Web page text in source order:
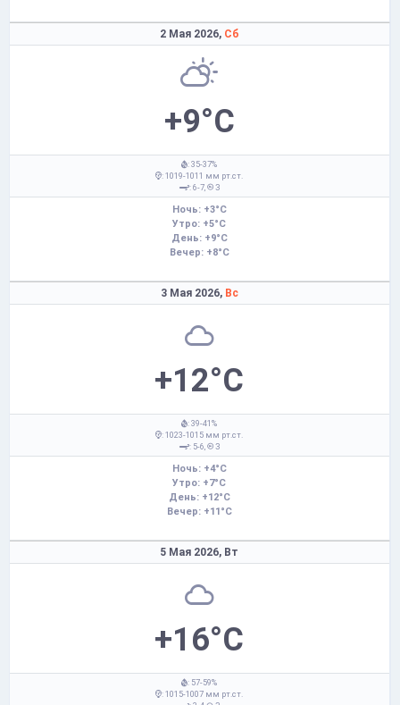
2 Мая 2026, Сб
+9°C
: 35-37%
: 1019-1011 мм рт.ст.
: 6-7,
З
Ночь: +3°C
Утро: +5°C
День: +9°C
Вечер: +8°C
3 Мая 2026, Вс
+12°C
: 39-41%
: 1023-1015 мм рт.ст.
: 5-6,
З
Ночь: +4°C
Утро: +7°C
День: +12°C
Вечер: +11°C
5 Мая 2026, Вт
+16°C
: 57-59%
: 1015-1007 мм рт.ст.